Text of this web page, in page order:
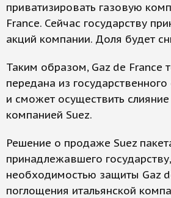
приватизировать газовую
France. Сейчас государству
акций компании. Доля будет
Таким образом, Gaz de France
передана из
и сможет осуществить слияние
компанией Suez.
Решение о продаже Suez
принадлежавшего
необходимостью защиты Gaz
поглощения итальянской